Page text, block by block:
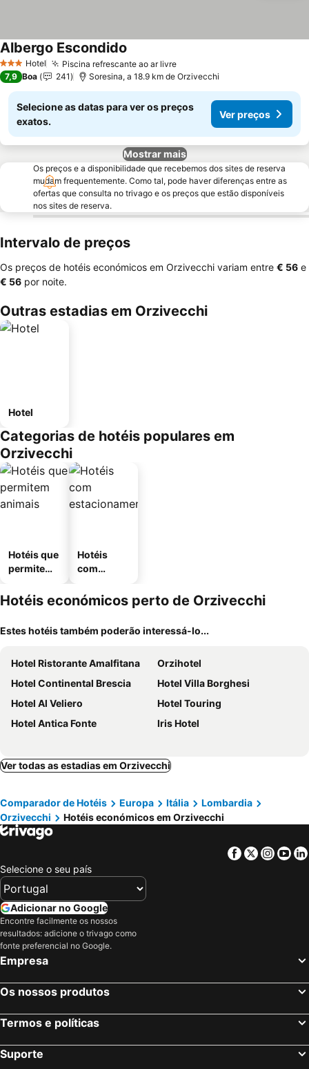
3 EstrelasHotel Piscina refrescante ao ar livreVer preços
Albergo Escondido
7,9 Boa 241 Soresina, a 18.9 km de Orzivecchi
Selecione as datas para ver os preços
exatos.
Ver preços
Mostrar mais
Os preços e a disponibilidade que recebemos dos sites de reserva
mudam frequentemente. Como tal, pode haver diferenças entre as
ofertas que consulta no trivago e os preços que estão disponíveis
nos sites de reserva.
Intervalo de preços
Os preços de hotéis económicos em Orzivecchi variam entre ‎€ 56 e
‎€ 56 por noite.
Outras estadias em Orzivecchi
Hotel
Categorias de hotéis populares em
Orzivecchi
Hotéis que
permitem
Hotéis
com
mento
Hotéis económicos perto de Orzivecchi
Estes hotéis também poderão interessá-lo...
Hotel Ristorante Amalfitana
Orzihotel
Hotel Continental Brescia
Hotel Villa Borghesi
Hotel Al Veliero
Hotel Touring
Hotel Antica Fonte
Iris Hotel
Ver todas as estadias em Orzivecchi
Comparador de Hotéis Europa Itália
Lombardia
Orzivecchi
Hotéis económicos em Orzivecchi
Facebook
Twitter
Selecione o seu país
Adicionar no Google
Encontre facilmente os nossos
resultados: adicione o trivago como
fonte preferencial no Google.
Empresa
Os nossos produtos
Termos e políticas
Suporte